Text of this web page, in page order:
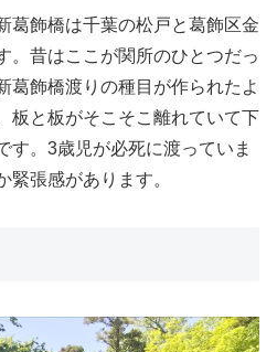
葛飾橋は千葉の松戸と葛飾区金
。昔はここが関所のひとつだっ
葛飾橋渡りの種目が作られたよ
板と板がそこそこ離れていて下
す。3歳児が必死に渡っていま
緊張感があります。